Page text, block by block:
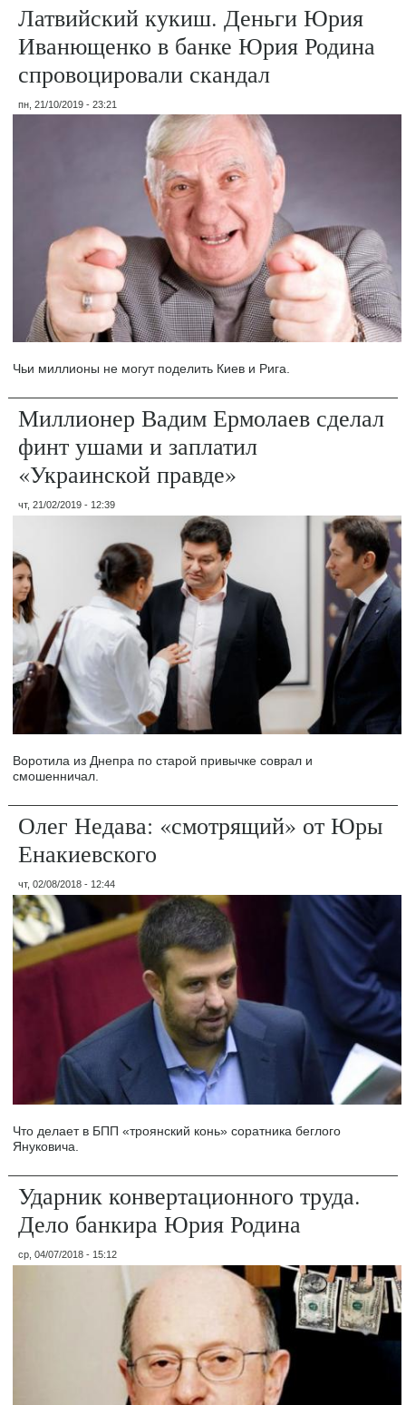
Латвийский кукиш. Деньги Юрия
Иванющенко в банке Юрия Родина
спровоцировали скандал
пн, 21/10/2019 - 23:21
Чьи миллионы не могут поделить Киев и Рига.
Миллионер Вадим Ермолаев сделал
финт ушами и заплатил
«Украинской правде»
чт, 21/02/2019 - 12:39
Воротила из Днепра по старой привычке соврал и
смошенничал.
Олег Недава: «смотрящий» от Юры
Енакиевского
чт, 02/08/2018 - 12:44
Что делает в БПП «троянский конь» соратника беглого
Януковича.
Ударник конвертационного труда.
Дело банкира Юрия Родина
ср, 04/07/2018 - 15:12